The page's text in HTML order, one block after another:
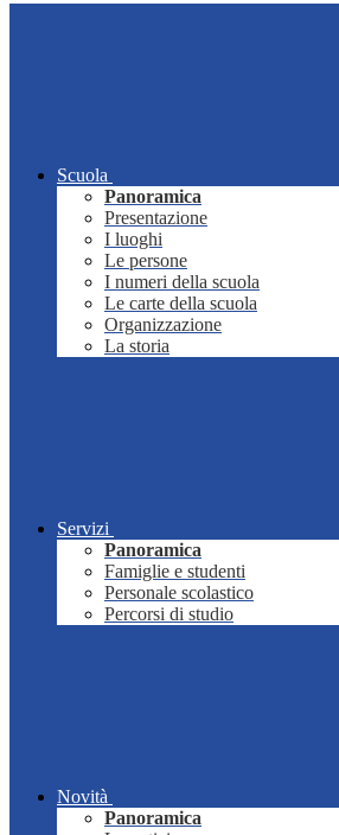
Scuola
Panoramica
Presentazione
I luoghi
Le persone
I numeri della scuola
Le carte della scuola
Organizzazione
La storia
Servizi
Panoramica
Famiglie e studenti
Personale scolastico
Percorsi di studio
Novità
Panoramica